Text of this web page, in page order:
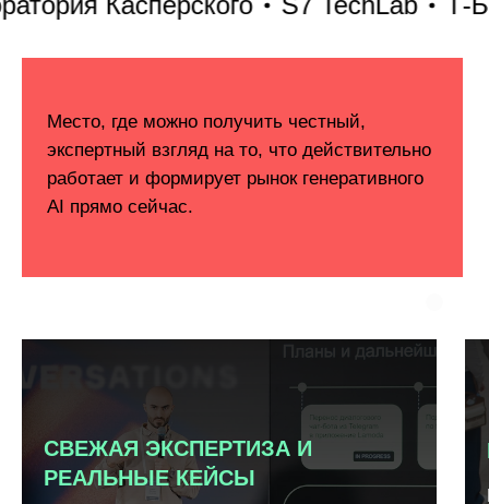
СВЕЖАЯ ЭКСПЕРТИЗА И
РЕАЛЬНЫЕ КЕЙСЫ